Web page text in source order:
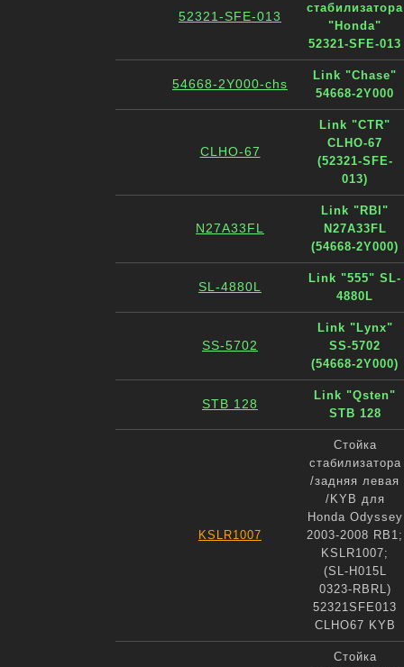
52321-SFE-013
стабилизатора
"Honda"
52321-SFE-013
54668-2Y000-chs
Link "Chase"
54668-2Y000
CLHO-67
Link "CTR"
CLHO-67
(52321-SFE-
013)
N27A33FL
Link "RBI"
N27A33FL
(54668-2Y000)
SL-4880L
Link "555" SL-
4880L
SS-5702
Link "Lynx"
SS-5702
(54668-2Y000)
STB 128
Link "Qsten"
STB 128
KSLR1007
Стойка
стабилизатора
/задняя левая
/KYB для
Honda Odyssey
2003-2008 RB1;
KSLR1007;
(SL-H015L
0323-RBRL)
52321SFE013
CLHO67 KYB
Стойка